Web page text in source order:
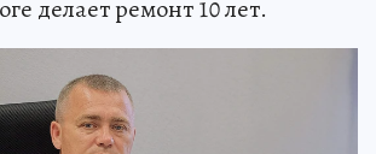
делает ремонт 10 лет.